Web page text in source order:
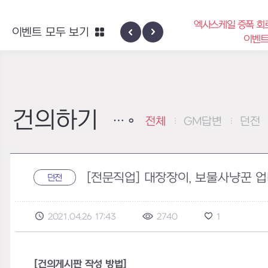
신규 지역 네블론
엑사스케일 증폭 회
이벤트
이벤트 모두 보기
건의하기 전체 GM답변 던전
던전 [전문직업] 대장장이, 보물사냥꾼
2021.04.26 17:43 2740 1
[건의게시판 작성 방법]